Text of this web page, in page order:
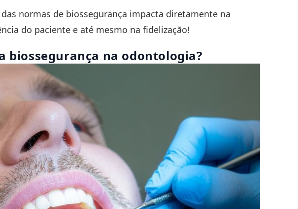
normas de biossegurança impacta diretamente na
do paciente e até mesmo na fidelização!
biossegurança na odontologia?